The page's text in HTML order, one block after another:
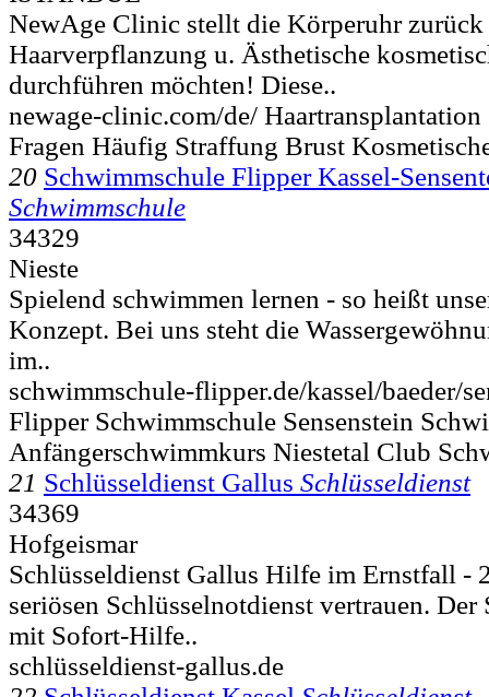
NewAge Clinic stellt die Körperuhr
Haarverpflanzung u. Ästhetische
durchführen möchten! Diese..
newage-clinic.com/de/
Fragen Häufig Straffung Brust
20 Schwimmschule Flipper Kassel-
Schwimmschule
34329
Nieste
Spielend schwimmen lernen - so heißt
Konzept. Bei uns steht die
im..
schwimmschule-flipper.de/kassel/baeder/
Flipper Schwimmschule Sensenstein
Anfängerschwimmkurs Niestetal Club
21 Schlüsseldienst Gallus Schlüsseldienst
34369
Hofgeismar
Schlüsseldienst Gallus Hilfe im Ernstfall -
seriösen Schlüsselnotdienst vertrauen.
mit Sofort-Hilfe..
schlüsseldienst-gallus.de